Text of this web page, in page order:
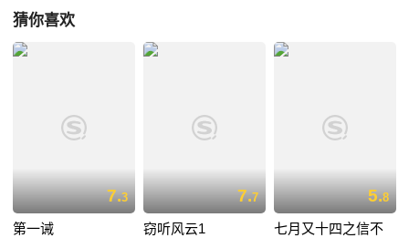
猜你喜欢
7.3
第一诫
7.7
窃听风云1
5.8
七月又十四之信不